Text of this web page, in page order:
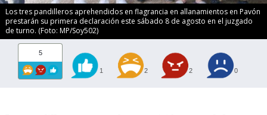
Los tres pandilleros aprehendidos en flagrancia en allanamientos en Pavón
prestarán su primera declaración este sábado 8 de agosto en el juzgado
de turno. (Foto: MP/Soy502)
5
1 2 2 0